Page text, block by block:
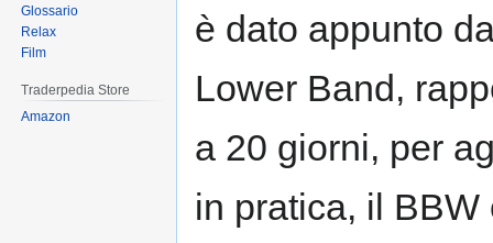
è dato appunto
Lower Band,
a 20 giorni, per
in pratica, il
Glossario
Relax
Film
Traderpedia Store
Amazon